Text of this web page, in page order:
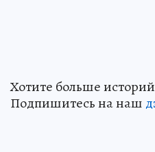
Хотите больше
Подпишитесь на наш